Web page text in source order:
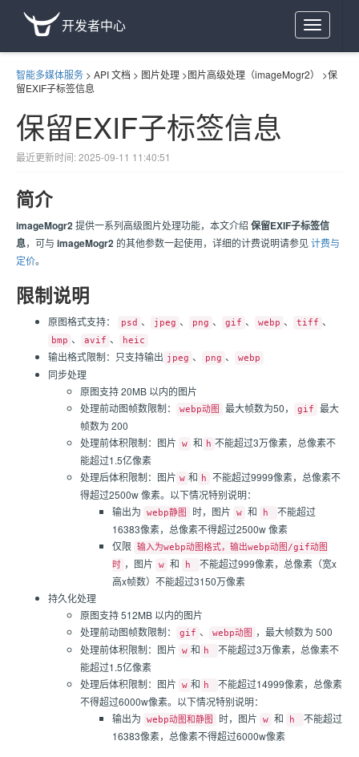
Toggle
navigation
开发者中心
智能多媒体服务 > API 文档 > 图片处理 >图片高级处理（imageMogr2） >保
留EXIF子标签信息
保留EXIF子标签信息
最近更新时间: 2025-09-11 11:40:51
简介
imageMogr2提供一系列高级图片处理功能，本文介绍 保留EXIF子标签信
息，可与 imageMogr2 的其他参数一起使用，详细的计费说明请参见计费与
定价。
限制说明
原图格式支持： psd 、 jpeg 、 png 、 gif 、 webp 、 tiff 、
bmp 、 avif 、 heic
输出格式限制：只支持输出 jpeg 、 png 、 webp
同步处理
原图支持 20MB 以内的图片
处理前动图帧数限制：
webp动图 最大帧数为50， gif
最大
帧数为 200
处理前体积限制：图片
w 和 h 不能超过3万像素，总像素不
能超过1.5亿像素
处理后体积限制：图片 w 和 h
不能超过9999像素，总像素不
得超过2500w 像素。以下情况特别说明：
输出为
webp静图 时，图片 w 和 h
不能超过
16383像素，总像素不得超过2500w 像素
仅限
输入为webp动图格式，输出webp动图/gif动图
时 ，图片 w 和 h
不能超过999像素，总像素（宽x
高x帧数）不能超过3150万像素
持久化处理
原图支持 512MB 以内的图片
处理前动图帧数限制：
gif 、 webp动图
，最大帧数为 500
处理前体积限制：图片
w 和 h
不能超过3万像素，总像素不
能超过1.5亿像素
处理后体积限制：图片
w 和 h
不能超过14999像素，总像素
不得超过6000w像素。以下情况特别说明：
输出为
webp动图和静图 时，图片 w 和 h
不能超过
16383像素，总像素不得超过6000w像素